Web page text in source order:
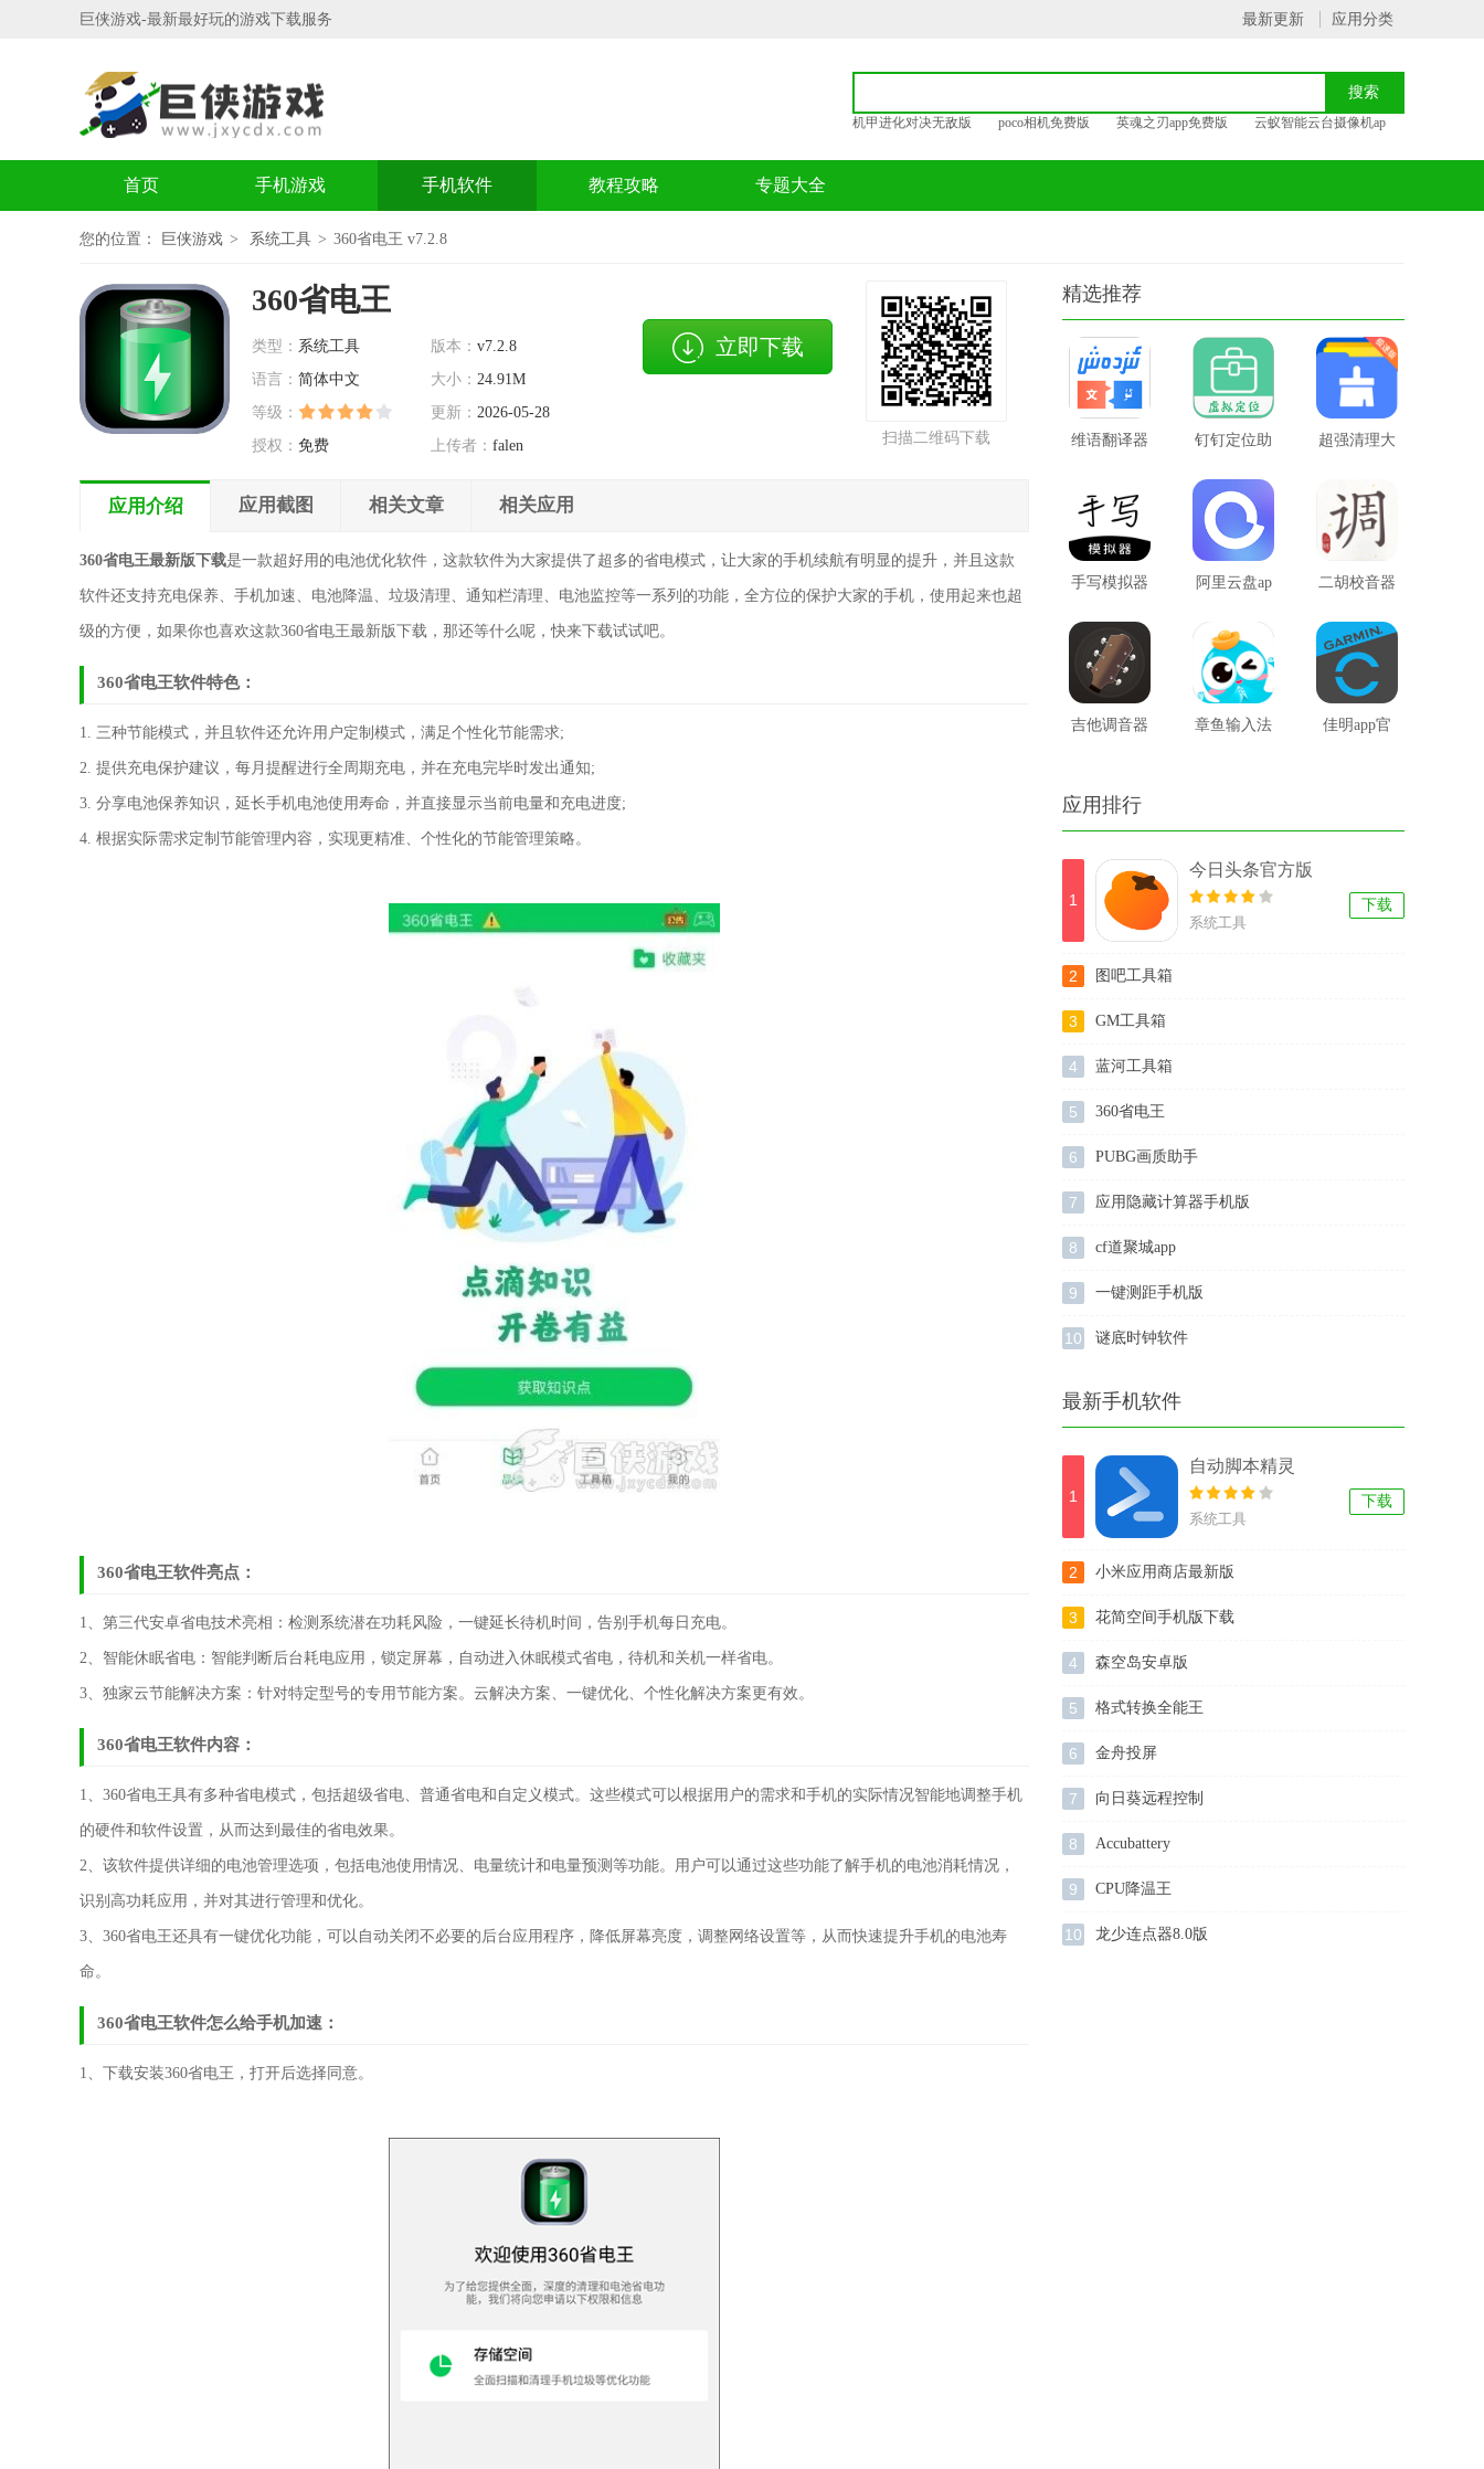
巨侠游戏-最新最好玩的游戏下载服务 最新更新 应用分类
机甲进化对决无敌版 poco相机免费版 英魂之刃app免费版
云蚁智能云台摄像机ap
首页 手机游戏 手机软件 教程攻略 专题大全
您的位置： 巨侠游戏 系统工具 360省电王 v7.2.8
360省电王
类型： 系统工具 版本： v7.2.8
语言： 简体中文 大小： 24.91M
等级：
更新： 2026-05-28
授权： 免费 上传者： falen 扫描二维码下载
立即下载
应用介绍 应用截图 相关文章 相关应用
360省电王最新版下载是一款超好用的电池优化软件，这款软件为大家提供了超多的省电模式，让大家的手机续航有明显的提升，并且这款
软件还支持充电保养、手机加速、电池降温、垃圾清理、通知栏清理、电池监控等一系列的功能，全方位的保护大家的手机，使用起来也超
级的方便，如果你也喜欢这款360省电王最新版下载，那还等什么呢，快来下载试试吧。
360省电王软件特色：
1. 三种节能模式，并且软件还允许用户定制模式，满足个性化节能需求;
2. 提供充电保护建议，每月提醒进行全周期充电，并在充电完毕时发出通知;
3. 分享电池保养知识，延长手机电池使用寿命，并直接显示当前电量和充电进度;
4. 根据实际需求定制节能管理内容，实现更精准、个性化的节能管理策略。
360省电王软件亮点：
1、第三代安卓省电技术亮相：检测系统潜在功耗风险，一键延长待机时间，告别手机每日充电。
2、智能休眠省电：智能判断后台耗电应用，锁定屏幕，自动进入休眠模式省电，待机和关机一样省电。
3、独家云节能解决方案：针对特定型号的专用节能方案。云解决方案、一键优化、个性化解决方案更有效。
360省电王软件内容：
1、360省电王具有多种省电模式，包括超级省电、普通省电和自定义模式。这些模式可以根据用户的需求和手机的实际情况智能地调整手机
的硬件和软件设置，从而达到最佳的省电效果。
2、该软件提供详细的电池管理选项，包括电池使用情况、电量统计和电量预测等功能。用户可以通过这些功能了解手机的电池消耗情况，
识别高功耗应用，并对其进行管理和优化。
3、360省电王还具有一键优化功能，可以自动关闭不必要的后台应用程序，降低屏幕亮度，调整网络设置等，从而快速提升手机的电池寿
命。
360省电王软件怎么给手机加速：
1、下载安装360省电王，打开后选择同意。
精选推荐
维语翻译器 钉钉定位助
手苹果版
超强清理大
师极速版本
手写模拟器
安卓版
阿里云盘ap
p旧版本
二胡校音器
的免费版
吉他调音器 章鱼输入法 佳明app官
应用排行
1
今日头条官方版
系统工具
下载
2 图吧工具箱
3 GM工具箱
4 蓝河工具箱
5 360省电王
6 PUBG画质助手
7 应用隐藏计算器手机版
8 cf道聚城app
9 一键测距手机版
10 谜底时钟软件
最新手机软件
1
自动脚本精灵
系统工具
下载
2 小米应用商店最新版
3 花简空间手机版下载
4 森空岛安卓版
5 格式转换全能王
6 金舟投屏
7 向日葵远程控制
8 Accubattery
9 CPU降温王
10 龙少连点器8.0版